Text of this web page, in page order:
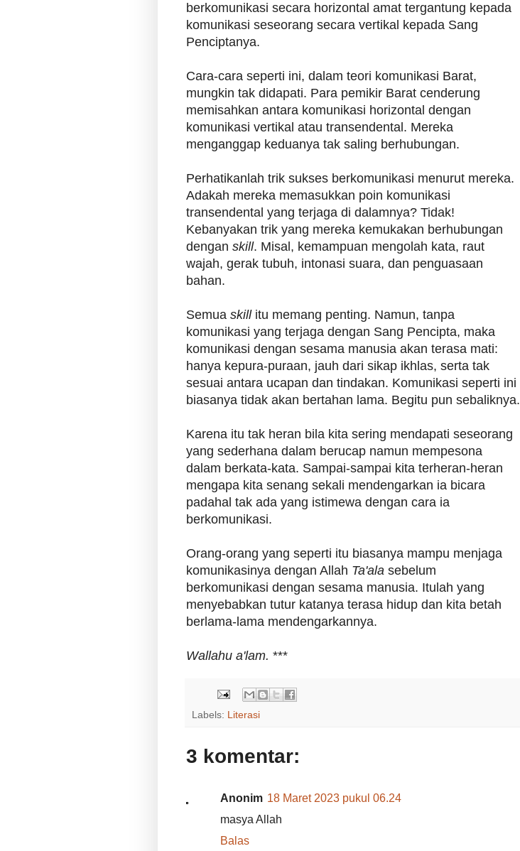
berkomunikasi secara horizontal amat tergantung kepada
komunikasi seseorang secara vertikal kepada Sang
Penciptanya.
Cara-cara seperti ini, dalam teori komunikasi Barat,
mungkin tak didapati. Para pemikir Barat cenderung
memisahkan antara komunikasi horizontal dengan
komunikasi vertikal atau transendental. Mereka
menganggap keduanya tak saling berhubungan.
Perhatikanlah trik sukses berkomunikasi menurut mereka.
Adakah mereka memasukkan poin komunikasi
transendental yang terjaga di dalamnya? Tidak!
Kebanyakan trik yang mereka kemukakan berhubungan
dengan skill. Misal, kemampuan mengolah kata, raut
wajah, gerak tubuh, intonasi suara, dan penguasaan
bahan.
Semua skillitu memang penting. Namun, tanpa
komunikasi yang terjaga dengan Sang Pencipta, maka
komunikasi dengan sesama manusia akan terasa mati:
hanya kepura-puraan, jauh dari sikap ikhlas, serta tak
sesuai antara ucapan dan tindakan. Komunikasi seperti ini
biasanya tidak akan bertahan lama. Begitu pun sebaliknya.
Karena itu tak heran bila kita sering mendapati seseorang
yang sederhana dalam berucap namun mempesona
dalam berkata-kata. Sampai-sampai kita terheran-heran
mengapa kita senang sekali mendengarkan ia bicara
padahal tak ada yang istimewa dengan cara ia
berkomunikasi.
Orang-orang yang seperti itu biasanya mampu menjaga
komunikasinya dengan Allah Ta'ala sebelum
berkomunikasi dengan sesama manusia. Itulah yang
menyebabkan tutur katanya terasa hidup dan kita betah
berlama-lama mendengarkannya.
Wallahu a'lam. ***
Labels: Literasi
3 komentar:
Anonim 18 Maret 2023 pukul 06.24
masya Allah
Balas